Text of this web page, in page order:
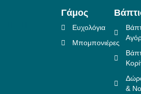
Γάμος
Ευχολόγια
Μπομπονιέρες
&